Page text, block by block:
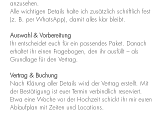
anzusehen.
Alle wichtigen Details halte ich zusätzlich schriftlich fest
(z. B. per WhatsApp), damit alles klar bleibt.
Auswahl & Vorbereitung
Ihr entscheidet euch für ein passendes Paket. Danach
erhaltet ihr einen Fragebogen, den ihr ausfüllt – als
Grundlage für den Vertrag.
Vertrag & Buchung
Nach Klärung aller Details wird der Vertrag erstellt. Mit
der Bestätigung ist euer Termin verbindlich reserviert.
Etwa eine Woche vor der Hochzeit schickt ihr mir euren
Ablaufplan mit Zeiten und Locations.